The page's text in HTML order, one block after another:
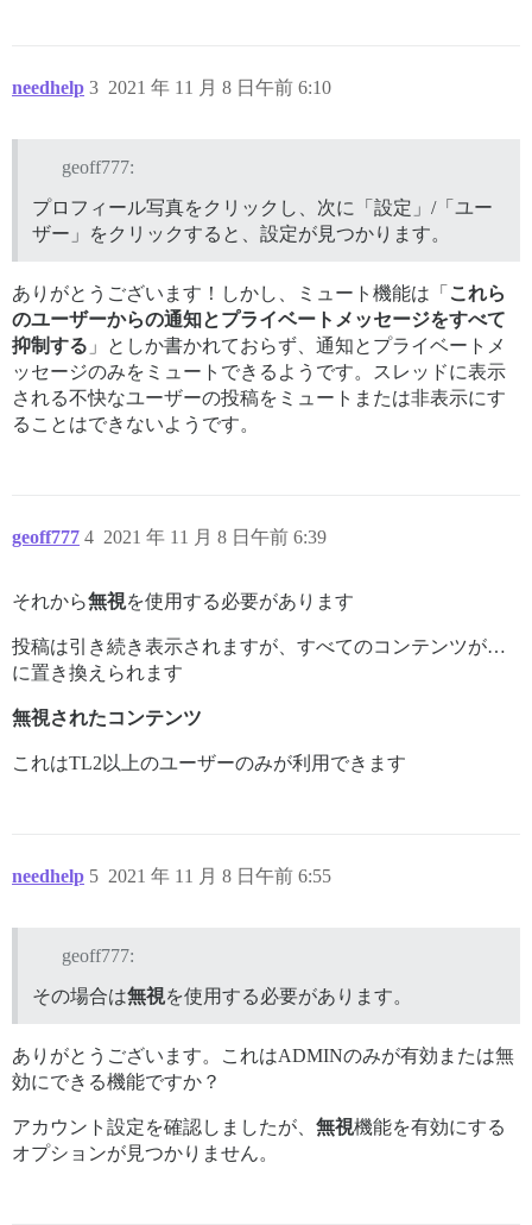
needhelp 2021 年 11 月 8 日午前 6:10
3
geoff777:
プロフィール写真をクリックし、次に「設定」/「ユー
ザー」をクリックすると、設定が見つかります。
ありがとうございます！しかし、ミュート機能は「 これら
のユーザーからの通知とプライベートメッセージをすべて
抑制する 」としか書かれておらず、通知とプライベートメ
ッセージのみをミュートできるようです。スレッドに表示
される不快なユーザーの投稿をミュートまたは非表示にす
ることはできないようです。
geoff777 2021 年 11 月 8 日午前 6:39
4
それから無視を使用する必要があります
投稿は引き続き表示されますが、すべてのコンテンツが…
に置き換えられます
無視されたコンテンツ
これはTL2以上のユーザーのみが利用できます
needhelp 2021 年 11 月 8 日午前 6:55
5
geoff777:
その場合は無視を使用する必要があります。
ありがとうございます。これはADMINのみが有効または無
効にできる機能ですか？
アカウント設定を確認しましたが、 無視機能を有効にする
オプションが見つかりません。